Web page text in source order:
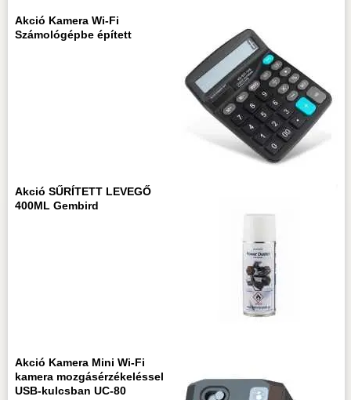
Akció Kamera Wi-Fi
Számológépbe épített
Akció SŰRÍTETT LEVEGŐ
400ML Gembird
Akció Kamera Mini Wi-Fi
kamera mozgásérzékeléssel
USB-kulcsban UC-80